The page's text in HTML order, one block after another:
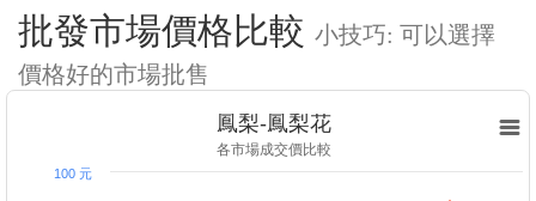
批發市場價格比較 小技巧: 可以選擇
價格好的市場批售
鳳梨-鳳梨花
各市場成交價比較
100 元